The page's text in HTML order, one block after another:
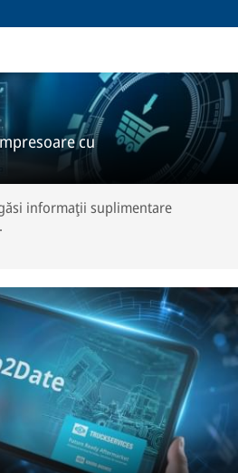
cu
informaţii suplimentare